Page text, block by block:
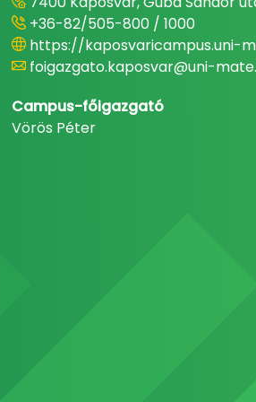
+36-82/505-800 / 1000
https://kaposvaricampus.uni-
foigazgato.kaposvar@uni-
Campus-főigazgató
Vörös Péter